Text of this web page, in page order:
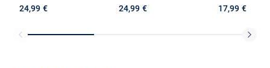
24,99 €
24,99 €
17,99 €